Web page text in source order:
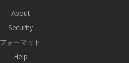
About
Security
フォーマット
Help